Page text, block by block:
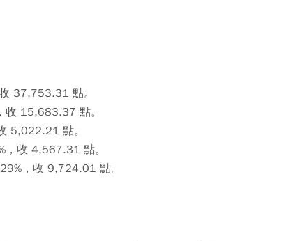
37,753.31 點。
15,683.37 點。
5,022.21 點。
收 4,567.31 點。
，收 9,724.01 點。